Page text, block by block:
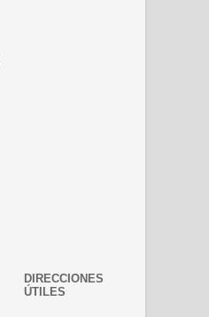
DIRECCIONES
ÚTILES